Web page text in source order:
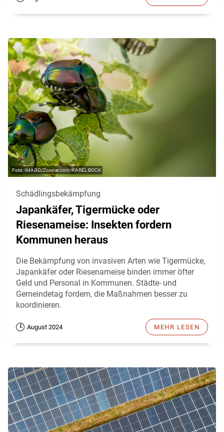
IMAGO/Zoonar.com/KAREL BOCK
Schädlingsbekämpfung
Japankäfer, Tigermücke oder
Riesenameise: Insekten fordern
Kommunen heraus
Die Bekämpfung von invasiven Arten wie Tigermücke,
Japankäfer oder Riesenameise binden immer öfter
Geld und Personal in Kommunen. Städte- und
Gemeindetag fordern, die Maßnahmen besser zu
koordinieren.
August 2024 MEHR LESEN